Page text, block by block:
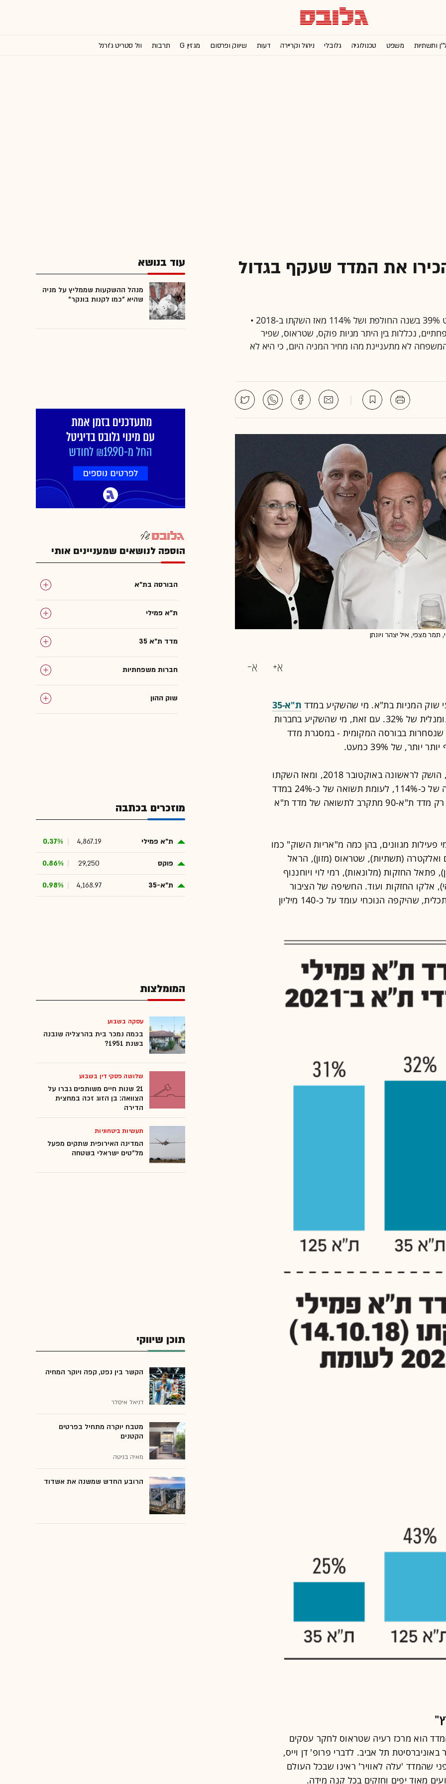
ותשתיות משפט טכנולוגיה גלובלי ניהול וקריירה דעות שיווק ופרסום מגזין G תרבות וול סטריט ג'ורנל
את המדד שעקף בגדול
מי שהשקיע במדד ת"א פמילי נהנה מתשואה של כמעט 39% בשנה החולפת ושל 114% מאז השקתו ב-2018 •
נכללות בין היתר מניות פוקס, שטראוס, שפיר
לא מתעניינת מהו מחיר המניה היום, כי היא לא
תמר מצפי, איל יצהר ויונתן
שוק המניות בת"א. מי שהשקיע במדד ת"א-35
נהנה בשנת 2021 מתשואה חיובית פנומנלית של 32%. עם זאת, מי שהשקיע בחברות
בבורסה המקומית - במסגרת מדד
של 39% כמעט.
המדד, שכנראה לא רבים מכירים אותו, הושק לראשונה באוקטובר 2018, ומאז השקתו
ועד סוף 2021 הניב למשקיעים תשואה של כ-114%, לעומת תשואה של כ-24% במדד
רק מדד ת"א-90 מתקרב לתשואה של מדד ת"א
40 חברות מתחומי פעילות מגוונים, בהן כמה מ"אריות השוק" כמו
(תשתיות), שטראוס (מזון), הראל
פתאל החזקות (מלונאות), רמי לוי ויוחננוף
אלקו החזקות ועוד. החשיפה של הציבור
למדד מתבצעת באמצעות קרן סל של תכלית, שהיקפה הנוכחי עומד על כ-140 מיליון
הוא מרכז רעיה שטראוס לחקר עסקים
תל אביב. לדברי פרופ' דן וייס,
שהמדד 'עלה לאוויר' ראינו שבכל העולם
מאוד יפים וחזקים בכל קנה מידה.
עוד בנושא
מנהל ההשקעות שממליץ על מניה
שהיא "כמו לקנות בונקר"
הוספה לנושאים שמעניינים אותי
הבורסה בת"א
ת"א פמילי
מדד ת"א 35
חברות משפחתיות
שוק ההון
מוזכרים בכתבה
ת"א פמילי 4,867.19
0.37%
פוקס 29,250
0.86%
ת"א-35 4,168.97
0.98%
המומלצות
עסקה בשבוע
בכמה נמכר בית בהרצליה שנבנה
בשנת 1951?
שלושה פסקי דין בשבוע
21 שנות חיים משותפים גברו על
הצוואה: בן הזוג זכה במחצית
הדירה
תעשיות ביטחוניות
המדינה האירופית שתקים מפעל
מל"טים ישראלי בשטחה
תוכן שיווקי
הקשר בין נפט, קפה ויוקר המחיה
דניאל איסלר
מטבח יוקרה מתחיל בפרטים
הקטנים
מאיה בניטה
הרובע החדש שמשנה את אשדוד